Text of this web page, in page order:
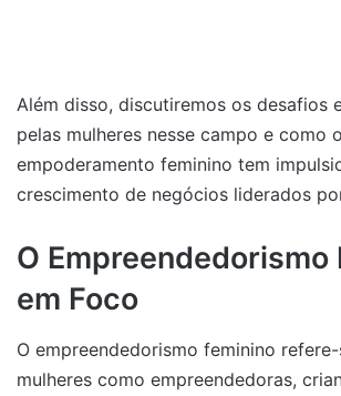
Além disso, discutiremos os desafios
pelas mulheres nesse campo e como o
empoderamento feminino tem
crescimento de negócios liderados
O Empreendedorismo
em Foco
O empreendedorismo feminino
mulheres como empreendedoras,